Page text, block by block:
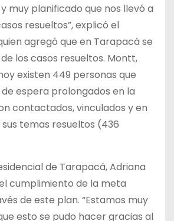
muy planificado que nos llevó a
resueltos”, explicó el
agregó que en Tarapacá se
los casos resueltos. Montt,
existen 449 personas que
espera prolongados en la
contactados, vinculados y en
temas resueltos (436
de Tarapacá, Adriana
cumplimiento de la meta
de este plan. “Estamos muy
esto se pudo hacer gracias al